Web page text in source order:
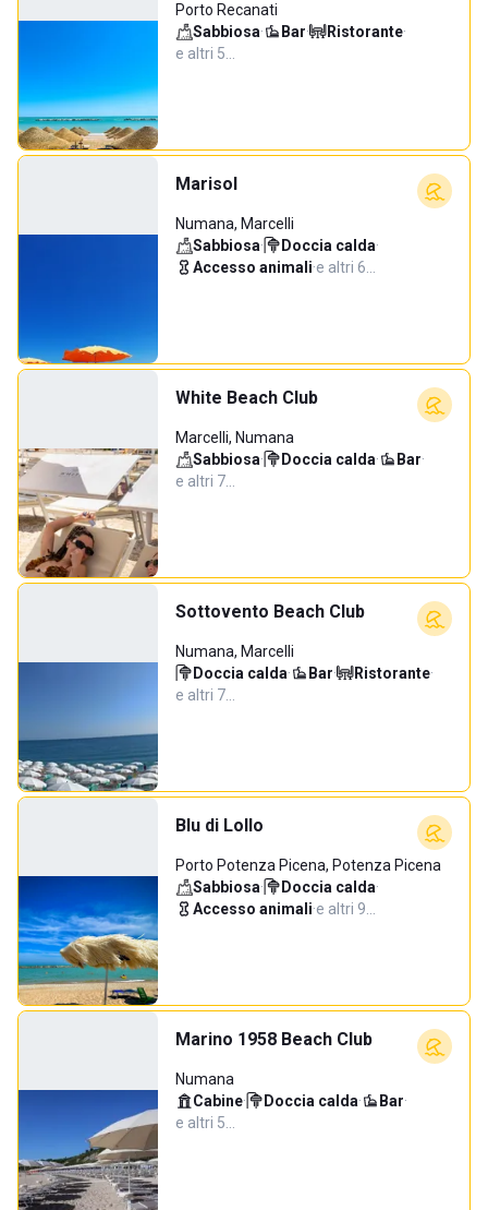
Porto Recanati
Sabbiosa· Bar· Ristorante·
e altri 5…
Marisol
Numana, Marcelli
Sabbiosa· Doccia calda·
Accesso animali·e altri 6…
White Beach Club
Marcelli, Numana
Sabbiosa· Doccia calda· Bar·
e altri 7…
Sottovento Beach Club
Numana, Marcelli
Doccia calda· Bar· Ristorante·
e altri 7…
Blu di Lollo
Porto Potenza Picena, Potenza Picena
Sabbiosa· Doccia calda·
Accesso animali·e altri 9…
Marino 1958 Beach Club
Numana
Cabine· Doccia calda· Bar·
e altri 5…